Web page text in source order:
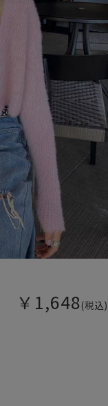
￥1,648(税込)